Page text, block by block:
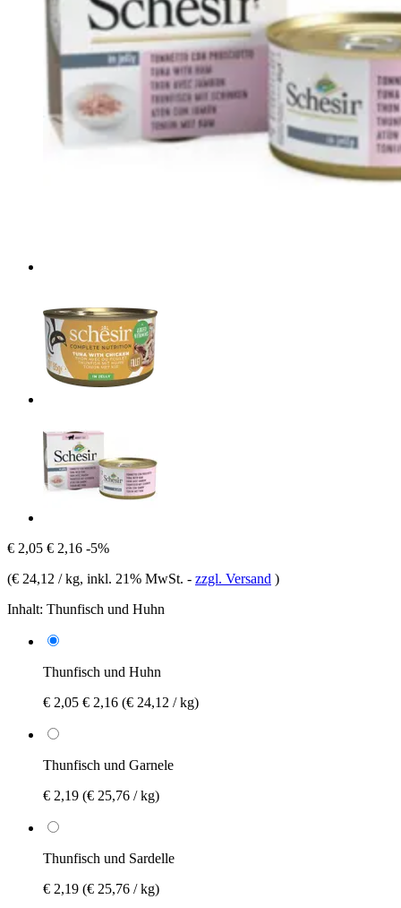
€ 2,05 € 2,16 -5%
(€ 24,12 / kg, inkl. 21% MwSt. - zzgl. Versand )
Inhalt: Thunfisch und Huhn
Thunfisch und Huhn
€ 2,05 € 2,16 (€ 24,12 / kg)
Thunfisch und Garnele
€ 2,19 (€ 25,76 / kg)
Thunfisch und Sardelle
€ 2,19 (€ 25,76 / kg)